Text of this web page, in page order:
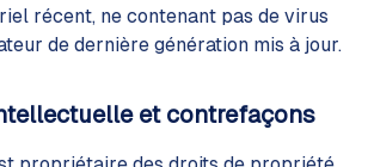
récent, ne contenant pas de virus
de dernière génération mis à jour.
et contrefaçons